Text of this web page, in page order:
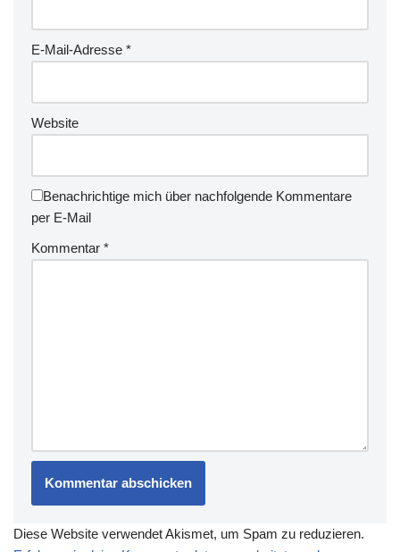
E-Mail-Adresse *
Website
Benachrichtige mich über nachfolgende Kommentare
per E-Mail
Kommentar *
Diese Website verwendet Akismet, um Spam zu reduzieren.